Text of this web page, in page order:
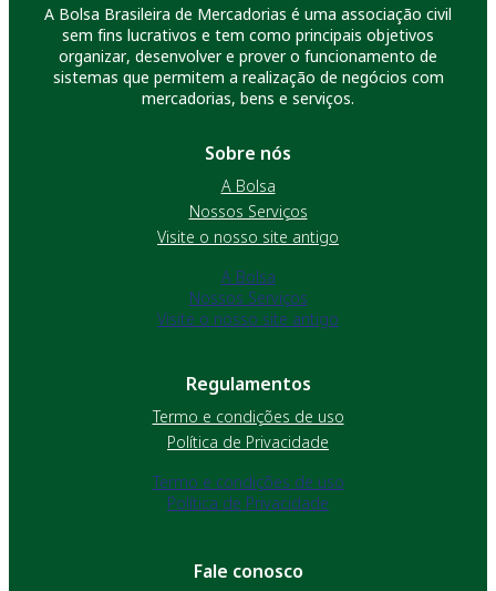
A Bolsa Brasileira de Mercadorias é uma associação civil
sem fins lucrativos e tem como principais objetivos
organizar, desenvolver e prover o funcionamento de
sistemas que permitem a realização de negócios com
mercadorias, bens e serviços.
Sobre nós
A Bolsa
Nossos Serviços
Visite o nosso site antigo
A Bolsa
Nossos Serviços
Visite o nosso site antigo
Regulamentos
Termo e condições de uso
Política de Privacidade
Termo e condições de uso
Política de Privacidade
Fale conosco